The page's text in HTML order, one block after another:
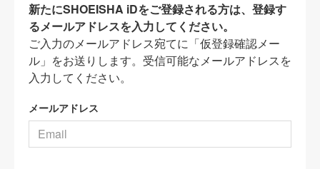
新たにSHOEISHA iDをご登録される方は、登録す
るメールアドレスを入力してください。
ご入力のメールアドレス宛てに「仮登録確認メー
ル」をお送りします。受信可能なメールアドレスを
入力してください。
メールアドレス